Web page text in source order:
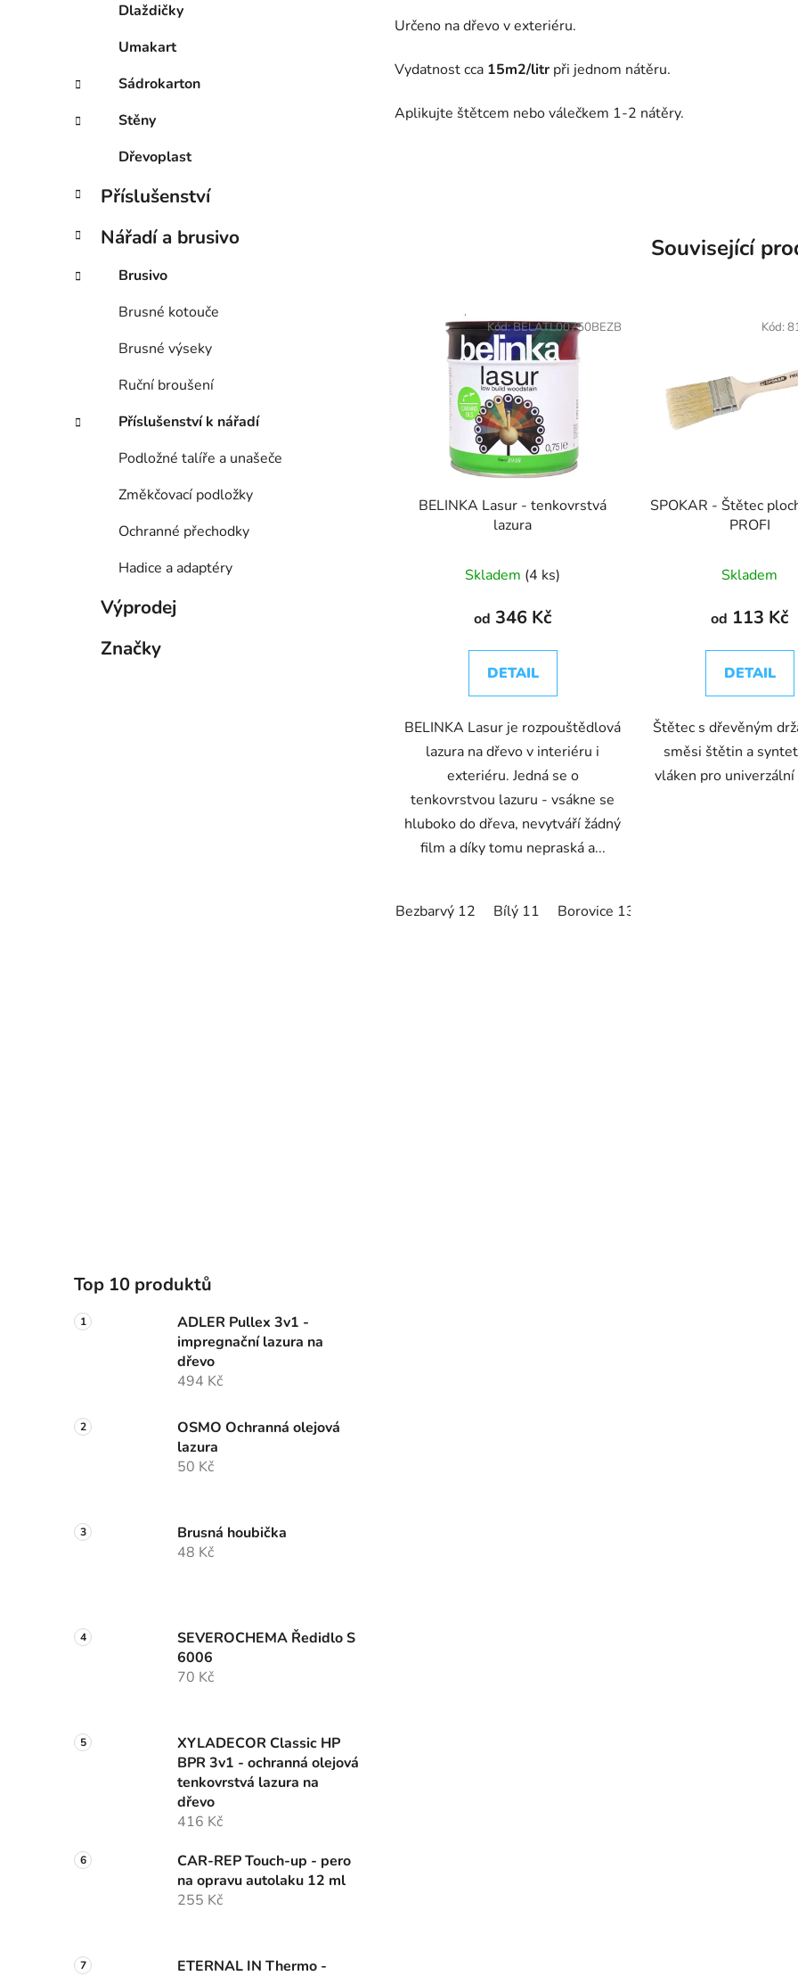
Dlaždičky
Umakart
Sádrokarton
Stěny
Dřevoplast
Příslušenství
Nářadí a brusivo
Brusivo
Brusné kotouče
Brusné výseky
Ruční broušení
Příslušenství k nářadí
Podložné talíře a unašeče
Změkčovací podložky
Ochranné přechodky
Hadice a adaptéry
Výprodej
Značky
Top 10 produktů
ADLER Pullex 3v1 -
impregnační lazura na
dřevo
494 Kč
OSMO Ochranná olejová
lazura
50 Kč
Brusná houbička
48 Kč
SEVEROCHEMA Ředidlo S
6006
70 Kč
XYLADECOR Classic HP
BPR 3v1 - ochranná olejová
tenkovrstvá lazura na
dřevo
416 Kč
CAR-REP Touch-up - pero
na opravu autolaku 12 ml
255 Kč
ETERNAL IN Thermo -
Určeno na dřevo v exteriéru.
Vydatnost cca 15m2/litr při jednom nátěru.
Aplikujte štětcem nebo válečkem 1-2 nátěry.
Související
BELINKA Lasur - tenkovrstvá
lazura
Skladem (4 ks)
od 346 Kč
DETAIL
BELINKA Lasur je rozpouštědlová
lazura na dřevo v interiéru i
exteriéru. Jedná se o
tenkovrstvou lazuru - vsákne se
hluboko do dřeva, nevytváří žádný
film a díky tomu nepraská a...
Bezbarvý 12 Bílý 11 Borovice 13
Kód:BELATL00750BEZB
SPOKAR - Štětec
PROFI
Skladem
od 113 Kč
DETAIL
Štětec s dřevěným
směsi štětin a
vláken pro
Kód: